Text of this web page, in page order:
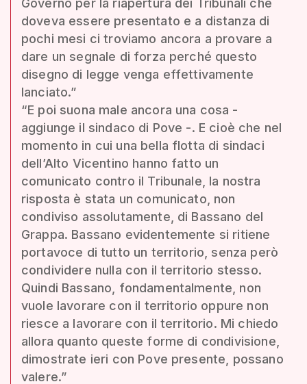
Governo per la riapertura dei Tribunali che
doveva essere presentato e a distanza di
pochi mesi ci troviamo ancora a provare a
dare un segnale di forza perché questo
disegno di legge venga effettivamente
lanciato.”
“E poi suona male ancora una cosa -
aggiunge il sindaco di Pove -. E cioè che nel
momento in cui una bella flotta di sindaci
dell’Alto Vicentino hanno fatto un
comunicato contro il Tribunale, la nostra
risposta è stata un comunicato, non
condiviso assolutamente, di Bassano del
Grappa. Bassano evidentemente si ritiene
portavoce di tutto un territorio, senza però
condividere nulla con il territorio stesso.
Quindi Bassano, fondamentalmente, non
vuole lavorare con il territorio oppure non
riesce a lavorare con il territorio. Mi chiedo
allora quanto queste forme di condivisione,
dimostrate ieri con Pove presente, possano
valere.”